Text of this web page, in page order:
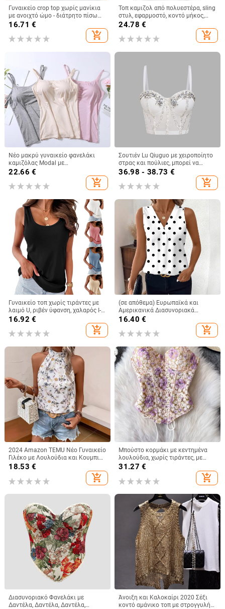
Γυναικείο crop top χωρίς μανίκια
με ανοιχτό ώμο - διάτρητο πίσω
σχέδιο, άνετη γραμμή, κοντό
μήκος, μίξη πολυεστέρα-ελαστάν
16.71 €
add_shopping_cart
Τοπ καμιζολ από πολυεστέρα, sling
στυλ, εφαρμοστό, κοντό μήκος,
ριγέ/καρό μοτίβο
24.78 €
add_shopping_cart
Νέο μακρύ γυναικείο φανελάκι
καμιζόλας Modal με
ενσωματωμένο τοπ και λάστιχο
σουτιέν
22.66 €
add_shopping_cart
Σουτιέν Lu Qiuguo με χειροποίητο
στρας και πούλιες, μπορεί να
φορεθεί και έξω, σε καθαρό
χρώμα, μικρό γυναικείο φανελάκι
Db1750
36.98 - 38.73 €
add_shopping_cart
Γυναικείο τοπ χωρίς τιράντες με
λαιμό U, ριβέν ύφανση, χαλαρός Ι-
σχήματος σιλουέτα, 90-95%
16.92 €
add_shopping_cart
(σε απόθεμα) Ευρωπαϊκά και
Αμερικανικά Διασυνοριακά
Γυναικεία Ρούχα Amazon Νέο
Μοντέρνο Αμάνικο Μπλούζα
16.40 €
add_shopping_cart
2024 Amazon TEMU Νέο Γυναικείο
Γιλέκο με Λουλούδια και Κουμπιά,
Εορταστικό Στυλ, Άνετο Μπλούζα,
18.53 €
add_shopping_cart
Μπούστο κορμάκι με κεντημένα
λουλούδια, χωρίς τιράντες, με
οστά, κοντό μήκος, θηλυκή
31.27 €
add_shopping_cart
Διασυνοριακό Φανελάκι με
Δαντέλα, Δαντέλα, Δαντέλα,
Άνοιξη και Καλοκαίρι 2020 Σέξι
κοντό αμάνικο τοπ με στρογγυλή